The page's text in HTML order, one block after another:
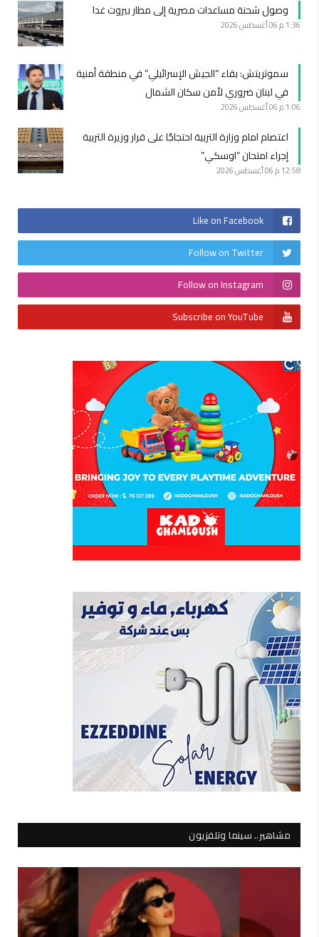
وصول شحنة مساعدات مصرية إلى مطار بيروت غدا
1:36 م 06 أغسطس 2026
سموتريتش: بقاء “الجيش الإسرائيلي” في منطقة أمنية
في لبنان ضروري لأمن سكان الشمال
1:06 م 06 أغسطس 2026
اعتصام امام وزارة التربية احتجاجًا على قرار وزيرة التربية
إجراء امتحان “اوسكي”
12:58 م 06 أغسطس 2026
Like on Facebook
Follow on Twitter
Follow on Instagram
Subscribe on YouTube
مشاهير.. سينما وتلفزيون